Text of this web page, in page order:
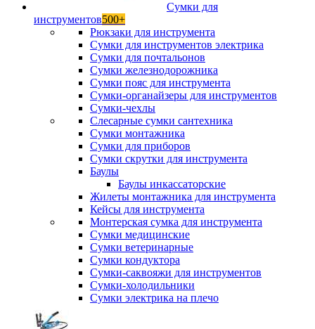
Сумки для
инструментов500+
Рюкзаки для инструмента
Сумки для инструментов электрика
Сумки для почтальонов
Сумки железнодорожника
Сумки пояс для инструмента
Сумки-органайзеры для инструментов
Сумки-чехлы
Слесарные сумки сантехника
Сумки монтажника
Сумки для приборов
Сумки скрутки для инструмента
Баулы
Баулы инкассаторские
Жилеты монтажника для инструмента
Кейсы для инструмента
Монтерская сумка для инструмента
Сумки медицинские
Сумки ветеринарные
Сумки кондуктора
Сумки-саквояжи для инструментов
Сумки-холодильники
Сумки электрика на плечо